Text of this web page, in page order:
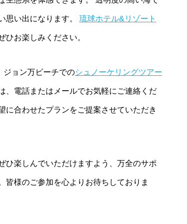
思い出になります。 琉球ホテル&リゾート
ひお楽しみください。
ジョン万ビーチでのシュノーケリングツアー
、電話またはメールでお気軽にご連絡くだ
に合わせたプランをご提案させていただき
ひ楽しんでいただけますよう、万全のサポ
皆様のご参加を心よりお待ちしておりま